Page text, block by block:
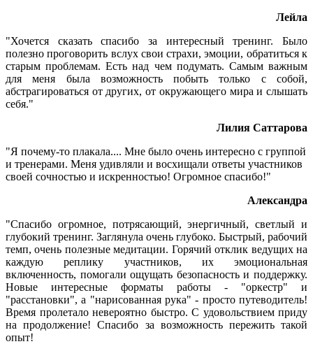
Лейла
"Хочется сказать спасибо за интересный тренинг. Было
полезно проговорить вслух свои страхи, эмоции, обратиться к
старым проблемам. Есть над чем подумать. Самым важным
для меня была возможность побыть только с собой,
абстрагироваться от других, от окружающего мира и слышать
себя."
Лилия Саттарова
"Я почему-то плакала.... Мне было очень интересно с группой
и тренерами. Меня удивляли и восхищали ответы участников
своей сочностью и искренностью! Огромное спасибо!"
Александра
"Спасибо огромное, потрясающий, энергичный, светлый и
глубокий тренинг. Заглянула очень глубоко. Быстрый, рабочий
темп, очень полезные медитации. Горячий отклик ведущих на
каждую реплику участников, их эмоциональная
включенность, помогали ощущать безопасность и поддержку.
Новые интересные форматы работы - "оркестр" и
"расстановки", а "нарисованная рука" - просто путеводитель!
Время пролетало невероятно быстро. С удовольствием приду
на продолжение! Спасибо за возможность пережить такой
опыт!